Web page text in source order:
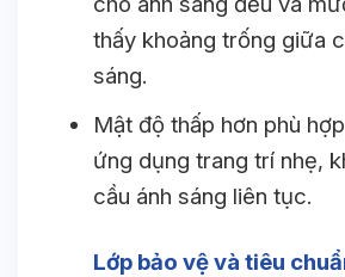
thấy khoảng trống giữa
sáng.
Mật độ thấp hơn phù
ứng dụng trang trí nhẹ,
cầu ánh sáng liên tục.
Lớp bảo vệ và tiêu